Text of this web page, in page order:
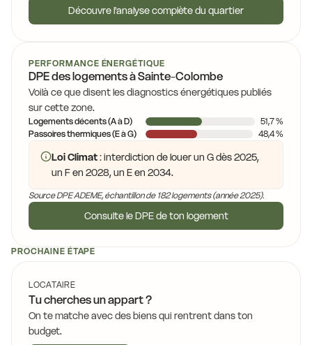
Découvre l'analyse complète du quartier
PERFORMANCE ÉNERGÉTIQUE
DPE des logements à Sainte-Colombe
Voilà ce que disent les diagnostics énergétiques publiés
sur cette zone.
Logements décents (A à D)
51,7 %
Passoires thermiques (E à G)
48,4 %
Loi Climat: interdiction de louer un G dès 2025,
un F en 2028, un E en 2034.
Source DPE ADEME, échantillon de 182 logements (année 2025).
Consulte le DPE de ton logement
PROCHAINE ÉTAPE
LOCATAIRE
Tu cherches un appart ?
On te matche avec des biens qui rentrent dans ton
budget.